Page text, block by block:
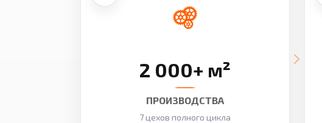
2 000+ м²
ПРОИЗВОДСТВА
7 цехов полного цикла